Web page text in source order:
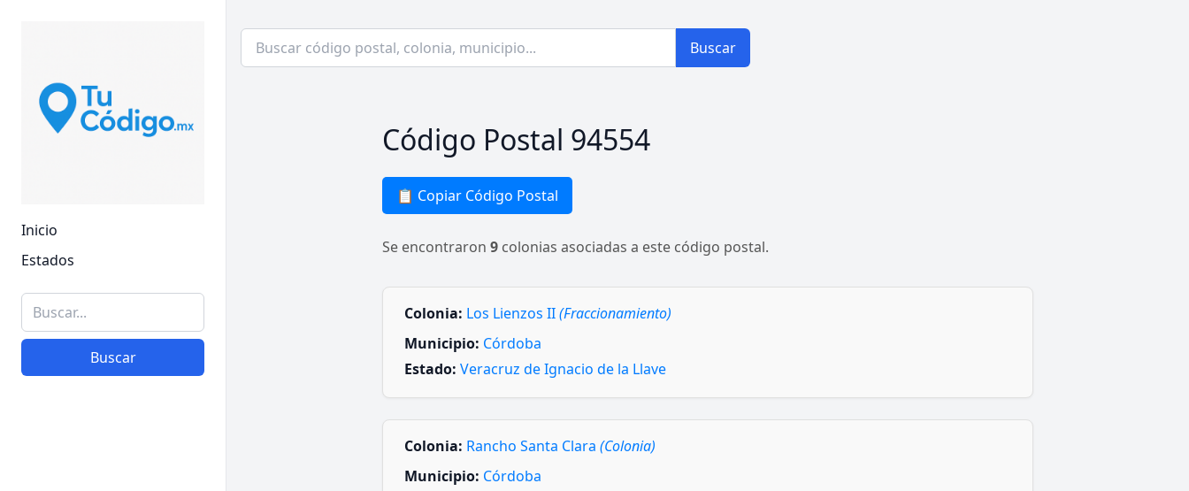
Inicio
Estados
Buscar
Buscar
Código Postal 94554
📋 Copiar Código Postal
Se encontraron 9 colonias asociadas a este código postal.
Colonia: Los Lienzos II(Fraccionamiento)
Municipio: Córdoba
Estado: Veracruz de Ignacio de la Llave
Colonia: Rancho Santa Clara (Colonia)
Municipio: Córdoba